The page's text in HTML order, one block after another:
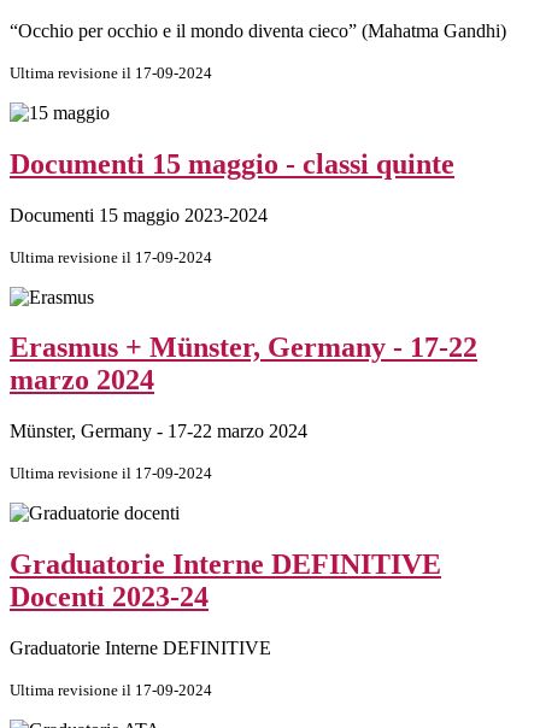
“Occhio per occhio e il mondo diventa cieco” (Mahatma Gandhi)
Ultima revisione il 17-09-2024
Documenti 15 maggio - classi quinte
Documenti 15 maggio 2023-2024
Ultima revisione il 17-09-2024
Erasmus + Münster, Germany - 17-22
marzo 2024
Münster, Germany - 17-22 marzo 2024
Ultima revisione il 17-09-2024
Graduatorie Interne DEFINITIVE
Docenti 2023-24
Graduatorie Interne DEFINITIVE
Ultima revisione il 17-09-2024